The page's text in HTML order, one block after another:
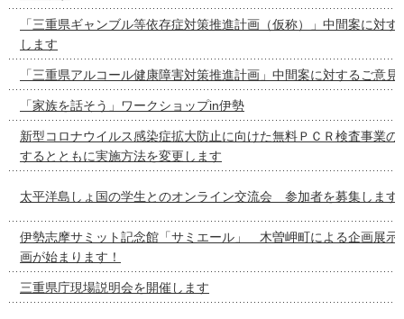
「三重県ギャンブル等依存症対策推進計画（仮称）」中間案に対
します
「三重県アルコール健康障害対策推進計画」中間案に対するご意見
「家族を話そう」ワークショップin伊勢
新型コロナウイルス感染症拡大防止に向けた無料ＰＣＲ検査事業の
するとともに実施方法を変更します
太平洋島しょ国の学生とのオンライン交流会 参加者を募集します
伊勢志摩サミット記念館「サミエール」 木曽岬町による企画展示
画が始まります！
三重県庁現場説明会を開催します